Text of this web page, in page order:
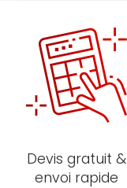
Devis gratuit &
envoi rapide